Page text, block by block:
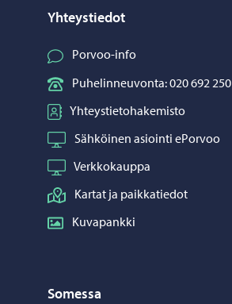
Yhteystiedot
Porvoo-info
Puhelinneuvonta: 020 692 250
Yhteystietohakemisto
Sähköinen asiointi ePorvoo
Verkkokauppa
Kartat ja paikkatiedot
Kuvapankki
Somessa